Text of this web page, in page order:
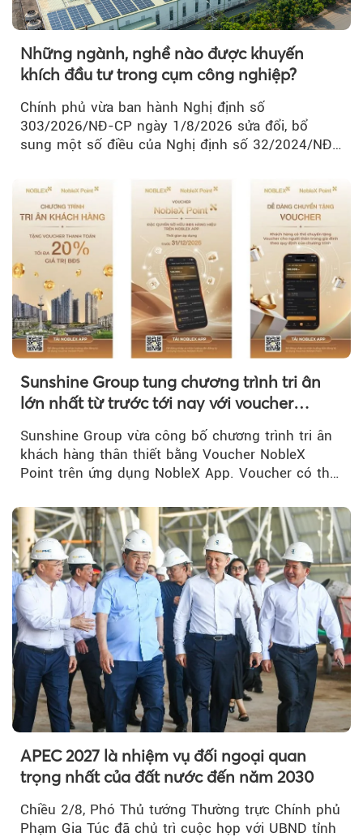
Những ngành, nghề nào được khuyến
khích đầu tư trong cụm công nghiệp?
Chính phủ vừa ban hành Nghị định số
303/2026/NĐ-CP ngày 1/8/2026 sửa đổi, bổ
sung một số điều của Nghị định số 32/2024/NĐ-
Sunshine Group tung chương trình tri ân
lớn nhất từ trước tới nay với voucher
Sunshine Group vừa công bố chương trình tri ân
khách hàng thân thiết bằng Voucher NobleX
Point trên ứng dụng NobleX App. Voucher có thể
APEC 2027 là nhiệm vụ đối ngoại quan
trọng nhất của đất nước đến năm 2030
Chiều 2/8, Phó Thủ tướng Thường trực Chính phủ
Phạm Gia Túc đã chủ trì cuộc họp với UBND tỉnh